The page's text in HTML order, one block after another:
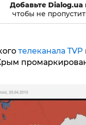
Добавьте Dialog.ua
чтобы не
телеканала TVP